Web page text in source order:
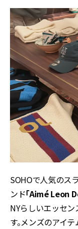
SOHOで人気のス
ンド「Aimé Leon
NYらしいエッセ
す。メンズのアイ